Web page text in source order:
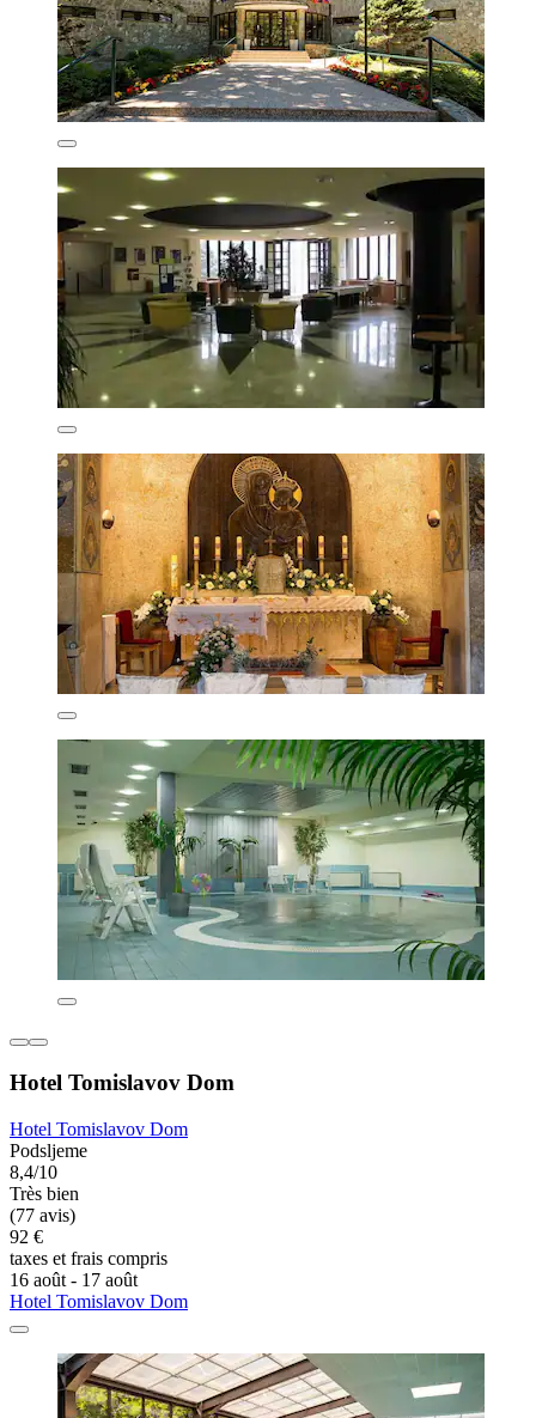
Hotel Tomislavov Dom
Hotel Tomislavov Dom
Podsljeme
8,4/10
Très bien
(77 avis)
92 €
taxes et frais compris
16 août - 17 août
Hotel Tomislavov Dom